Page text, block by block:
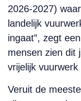
2026-2027)
landelijk
ingaat”, zegt
mensen zien dit
vrijelijk vuurwerk
Veruit de